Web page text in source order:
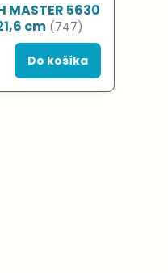
MASTER 5630
cm (747)
Do košíka